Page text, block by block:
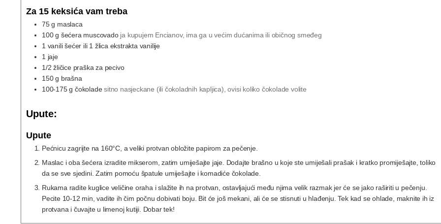
Za 15 keksića vam treba
75 g maslaca
100 g šećera muscovado ja kupujem Encianov, ima ga u većim dućanima ili običnog smeđeg
1 vanili šećer ili 1 žlica ekstrakta vanilije
1 jaje
1/2 žličice praška za pecivo
150 g brašna
100-175 g čokolade sitno nasjeckane (ili čokoladnih kapljica), ovisi koliko čokolade volite
Upute:
Upute
Pećnicu zagrijte na 160°C, a veliki protvan obložite papirom za pečenje.
Maslac i oba šećera izradite mikserom, zatim umiješajte jaje. Dodajte brašno u koje ste umiješali prašak i kratko promiješajte, toliko
da se sve sjedini. Zatim pomoću špatule umiješajte i komadiće čokolade.
Rukama radite kuglice veličine oraha i slažite ih na protvan, ostavljajući među njima velik razmak jer će se jako raširiti u pečenju.
Pecite 10-12 min, vadite ih čim počnu dobivati boju. Bit će još mekani, ali će se stisnuti u hlađenju. Tek kad se ohlade, maknite ih iz
protvana i čuvajte u limenoj kutiji. Dobar tek!